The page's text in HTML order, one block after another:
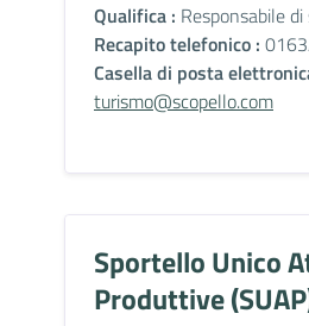
Qualifica : Responsabile
Recapito telefonico :
Casella di posta
turismo@scopello.com
Sportello Unico
Produttive